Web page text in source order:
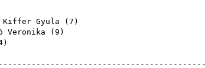
Kiffer Gyula ( 7
Veronika ( 9